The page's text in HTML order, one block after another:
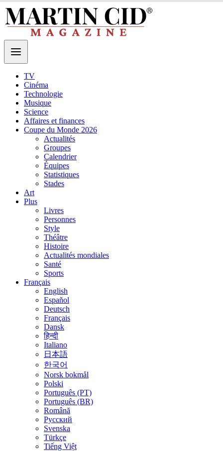
TV
Cinéma
Technologie
Musique
Science
Affaires et finances
Coupe du Monde 2026
Actualités
Groupes
Calendrier
Équipes
Statistiques
Stades
Art
Plus
Livres
Personnes
Style
Théâtre
Histoire
Actualités mondiales
Santé
Sports
Français
English
Español
Deutsch
Français
Dansk
हिन्दी
Italiano
日本語
한국어
Norsk bokmål
Polski
Português (PT)
Português (BR)
Română
Русский
Svenska
Türkçe
Tiếng Việt